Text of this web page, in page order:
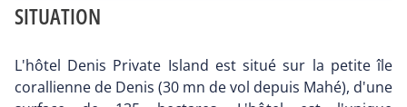
SITUATION
L'hôtel Denis Private Island est situé sur la petite île
corallienne de Denis (30 mn de vol depuis Mahé), d'une